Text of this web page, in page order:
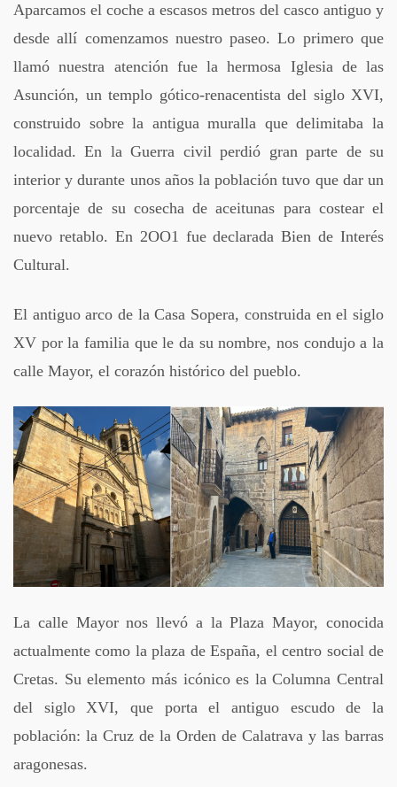
Aparcamos el coche a escasos metros del casco antiguo y
desde allí comenzamos nuestro paseo. Lo primero que
llamó nuestra atención fue la hermosa Iglesia de las
Asunción, un templo gótico-renacentista del siglo XVI,
construido sobre la antigua muralla que delimitaba la
localidad. En la Guerra civil perdió gran parte de su
interior y durante unos años la población tuvo que dar un
porcentaje de su cosecha de aceitunas para costear el
nuevo retablo. En 2OO1 fue declarada Bien de Interés
Cultural.
El antiguo arco de la Casa Sopera, construida en el siglo
XV por la familia que le da su nombre, nos condujo a la
calle Mayor, el corazón histórico del pueblo.
La calle Mayor nos llevó a la Plaza Mayor, conocida
actualmente como la plaza de España, el centro social de
Cretas. Su elemento más icónico es la Columna Central
del siglo XVI, que porta el antiguo escudo de la
población: la Cruz de la Orden de Calatrava y las barras
aragonesas.